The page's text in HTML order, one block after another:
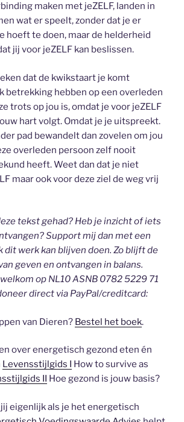
maken met jeZELF, landen in
wat er speelt, zonder dat je er
hoeft te doen, maar de helderheid
jij voor jeZELF kan beslissen.
dat de kwikstaart je komt
betrekking hebben op een overleden
trots op jou is, omdat je voor jeZELF
hart volgt. Omdat je je uitspreekt.
pad bewandelt dan zovelen om jou
overleden persoon zelf nooit
heeft. Weet dan dat je niet
maar ook voor deze ziel de weg vrij
tekst gehad? Heb je inzicht of iets
Support mij dan met een
dit werk kan blijven doen. Zo blijft de
geven en ontvangen in balans.
op NL10 ASNB 0782 5229 71
direct via PayPal/creditcard:
van Dieren? Bestel het boek.
over energetisch gezond eten én
Levensstijlgids I How to survive as
II Hoe gezond is jouw basis?
eigenlijk als je het energetisch